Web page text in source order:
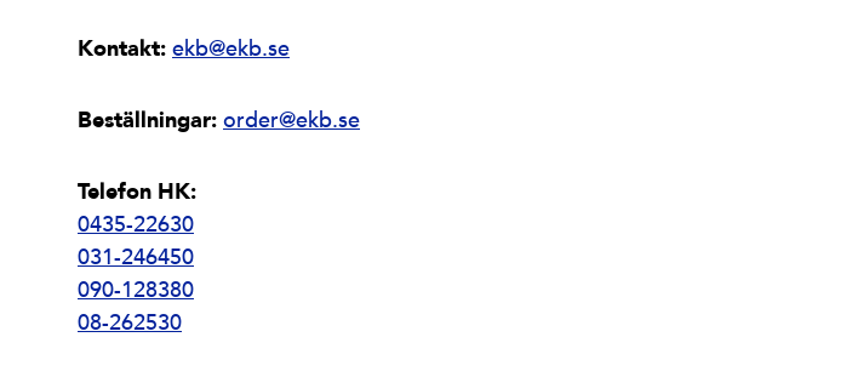
Kontakt: ekb@ekb.se
Beställningar: order@ekb.se
Telefon HK:
0435-22630
031-246450
090-128380
08-262530